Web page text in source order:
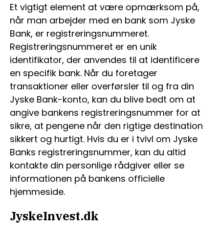
Et vigtigt element at være opmærksom på,
når man arbejder med en bank som Jyske
Bank, er registreringsnummeret.
Registreringsnummeret er en unik
identifikator, der anvendes til at identificere
en specifik bank. Når du foretager
transaktioner eller overførsler til og fra din
Jyske Bank-konto, kan du blive bedt om at
angive bankens registreringsnummer for at
sikre, at pengene når den rigtige destination
sikkert og hurtigt. Hvis du er i tvivl om Jyske
Banks registreringsnummer, kan du altid
kontakte din personlige rådgiver eller se
informationen på bankens officielle
hjemmeside.
JyskeInvest.dk